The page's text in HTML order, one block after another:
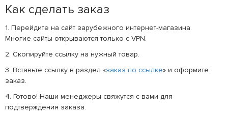
Как сделать заказ
1. Перейдите на сайт зарубежного интернет-магазина.
Многие сайты открываются только с VPN.
2. Скопируйте ссылку на нужный товар.
3. Вставьте ссылку в раздел «заказ по ссылке» и оформите
заказ.
4. Готово! Наши менеджеры свяжутся с вами для
подтверждения заказа.